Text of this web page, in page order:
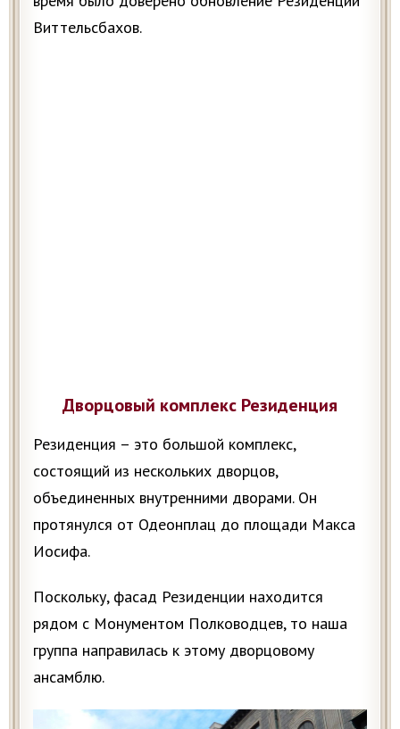
Виттельсбахов.
Дворцовый комплекс Резиденция
Резиденция – это большой комплекс,
состоящий из нескольких дворцов,
объединенных внутренними дворами. Он
протянулся от Одеонплац до площади Макса
Иосифа.
Поскольку, фасад Резиденции находится
рядом с Монументом Полководцев, то наша
группа направилась к этому дворцовому
ансамблю.